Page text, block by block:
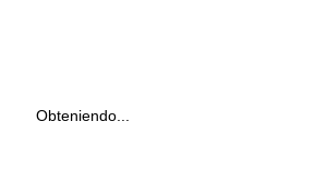
Obteniendo...